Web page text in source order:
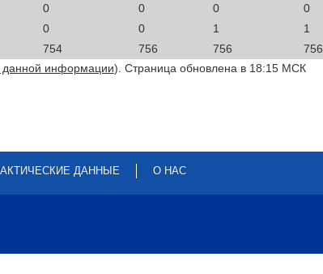
0 0 0 0
0 0 1 1
754 756 756 756
данной информации). Страница обновлена в 18:15 МСК
ДАННЫЕ О НАС